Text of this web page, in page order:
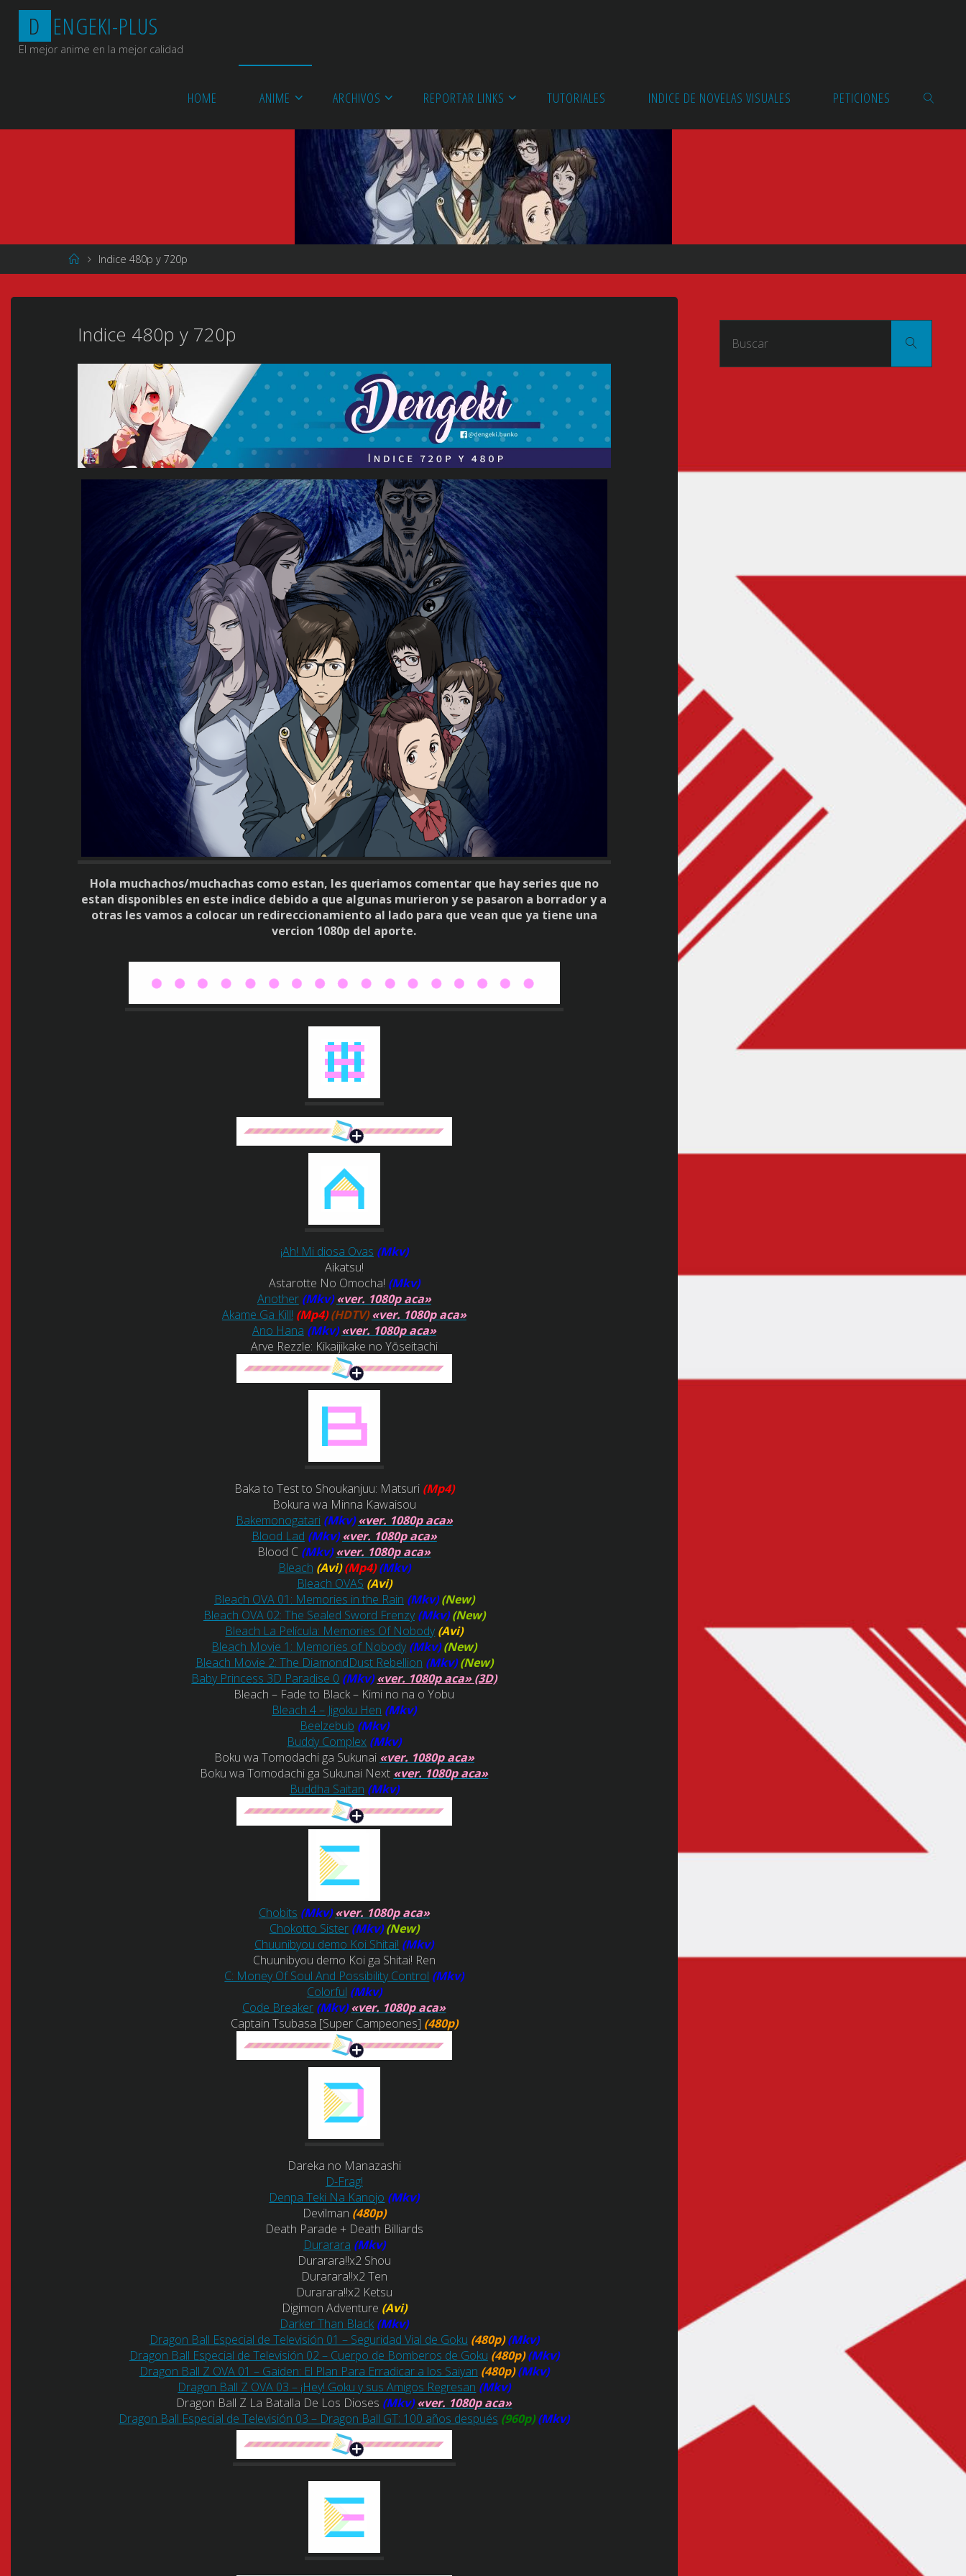
Saltar
contenido
D ENGEKI-PLUS
El mejor anime en la mejor calidad
HOME ANIME ARCHIVOS REPORTAR LINKS TUTORIALES INDICE DE NOVELAS VISUALES PETICIONES
Página
de
Indice 480p y 720p
Indice 480p y 720p
Hola muchachos/muchachas como estan, les queriamos comentar que hay series que no
estan disponibles en este indice debido a que algunas murieron y se pasaron a borrador y a
otras les vamos a colocar un redireccionamiento al lado para que vean que ya tiene una
vercion 1080p del aporte.
¡Ah! Mi diosa Ovas (Mkv)
Aikatsu!
Astarotte No Omocha! (Mkv)
Another (Mkv)«ver. 1080p aca»
Akame Ga Kill! (Mp4)(HDTV)«ver. 1080p aca»
Ano Hana (Mkv)«ver. 1080p aca»
Arve Rezzle: Kikaijikake no Yōseitachi
Baka to Test to Shoukanjuu: Matsuri (Mp4)
Bokura wa Minna Kawaisou
Bakemonogatari (Mkv)«ver. 1080p aca»
Blood Lad (Mkv)«ver. 1080p aca»
Blood C (Mkv)«ver. 1080p aca»
Bleach (Avi)(Mp4)(Mkv)
Bleach OVAS (Avi)
Bleach OVA 01: Memories in the Rain (Mkv) (New)
Bleach OVA 02: The Sealed Sword Frenzy (Mkv) (New)
Bleach La Película: Memories Of Nobody (Avi)
Bleach Movie 1: Memories of Nobody (Mkv) (New)
Bleach Movie 2: The DiamondDust Rebellion (Mkv) (New)
Baby Princess 3D Paradise 0 (Mkv)«ver. 1080p aca» (3D)
Bleach – Fade to Black – Kimi no na o Yobu
Bleach 4 – Jigoku Hen (Mkv)
Beelzebub (Mkv)
Buddy Complex (Mkv)
Boku wa Tomodachi ga Sukunai «ver. 1080p aca»
Boku wa Tomodachi ga Sukunai Next «ver. 1080p aca»
Buddha Saitan (Mkv)
Chobits (Mkv) «ver. 1080p aca»
Chokotto Sister (Mkv) (New)
Chuunibyou demo Koi Shitai! (Mkv)
Chuunibyou demo Koi ga Shitai! Ren
C: Money Of Soul And Possibility Control (Mkv)
Colorful (Mkv)
Code Breaker (Mkv)«ver. 1080p aca»
Captain Tsubasa [Super Campeones] (480p)
Dareka no Manazashi
D-Frag!
Denpa Teki Na Kanojo (Mkv)
Devilman (480p)
Death Parade + Death Billiards
Durarara (Mkv)
Durarara!!x2 Shou
Durarara!!x2 Ten
Durarara!!x2 Ketsu
Digimon Adventure (Avi)
Darker Than Black (Mkv)
Dragon Ball Especial de Televisión 01 – Seguridad Vial de Goku (480p) (Mkv)
Dragon Ball Especial de Televisión 02 – Cuerpo de Bomberos de Goku (480p) (Mkv)
Dragon Ball Z OVA 01 – Gaiden: El Plan Para Erradicar a los Saiyan (480p) (Mkv)
Dragon Ball Z OVA 03 – ¡Hey! Goku y sus Amigos Regresan (Mkv)
Dragon Ball Z La Batalla De Los Dioses (Mkv)«ver. 1080p aca»
Dragon Ball Especial de Televisión 03 – Dragon Ball GT: 100 años después (960p) (Mkv)
Buscar